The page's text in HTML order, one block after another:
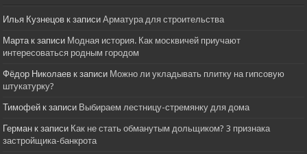
Илья Кузнецов к записиАрматура для строительства
Марта к записи Модная история. Как москвичей приучают
интересоваться родным городом
Фёдор Николаев к записи Можно ли укладывать плитку на гипсовую
штукатурку?
Тимофей к записи Выбираем лестницу-стремянку для дома
Герман к записи Как не стать обманутым дольщиком? 3 признака
застройщика-банкрота